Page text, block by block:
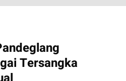
Tersangka